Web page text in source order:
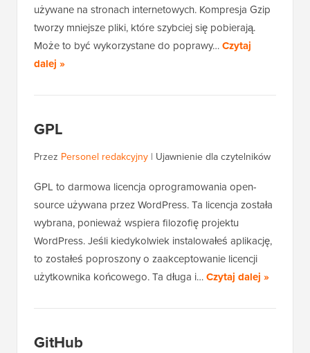
używane na stronach internetowych. Kompresja Gzip
tworzy mniejsze pliki, które szybciej się pobierają.
Może to być wykorzystane do poprawy…Czytaj
dalej »
GPL
Przez Personel redakcyjny | Ujawnienie dla czytelników
GPL to darmowa licencja oprogramowania open-
source używana przez WordPress. Ta licencja została
wybrana, ponieważ wspiera filozofię projektu
WordPress. Jeśli kiedykolwiek instalowałeś aplikację,
to zostałeś poproszony o zaakceptowanie licencji
użytkownika końcowego. Ta długa i…Czytaj dalej »
GitHub